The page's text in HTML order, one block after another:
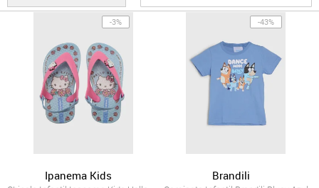
-3%
Ipanema Kids
-43%
Brandili